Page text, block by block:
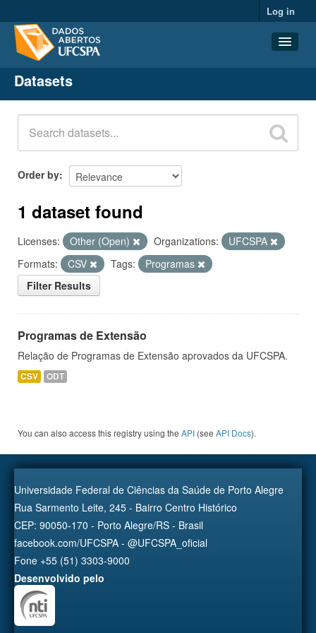
Log in
Datasets
Organizations
Groups
About
Datasets
Order by
1 dataset found
Licenses: Other (Open) Organizations:
UFCSPA
Formats:
CSV Tags:
Programas
Filter Results
Programas de Extensão
Relação de Programas de Extensão aprovados da UFCSPA.
CSV ODT
You can also access this registry using the API (see API Docs).
Universidade Federal de Ciências da Saúde de Porto Alegre
Rua Sarmento Leite, 245 - Bairro Centro Histórico
CEP: 90050-170 - Porto Alegre/RS - Brasil
facebook.com/UFCSPA - @UFCSPA_oficial
Fone +55 (51) 3303-9000
Desenvolvido pelo